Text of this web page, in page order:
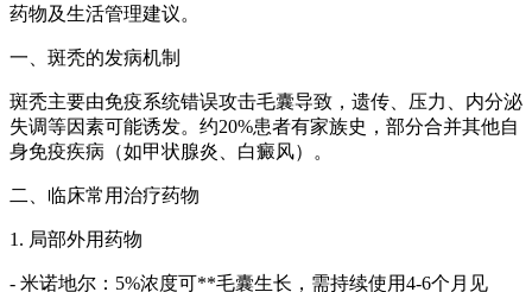
药物及生活管理建议。
一、斑秃的发病机制
斑秃主要由免疫系统错误攻击毛囊导致，遗传、压力、内分泌
失调等因素可能诱发。约20%患者有家族史，部分合并其他自
身免疫疾病（如甲状腺炎、白癜风）。
二、临床常用治疗药物
1. 局部外用药物
- 米诺地尔：5%浓度可**毛囊生长，需持续使用4-6个月见